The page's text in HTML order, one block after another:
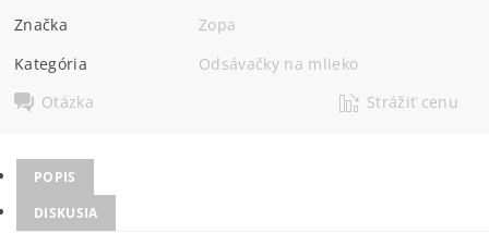
Značka
Zopa
Kategória
Odsávačky na mlieko
Otázka
Strážiť cenu
POPIS
DISKUSIA